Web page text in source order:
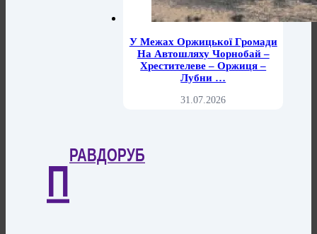
У Межах Оржицької Громади
На Автошляху Чорнобай –
Хрестителеве – Оржиця –
Лубни …
31.07.2026
П
РАВДОРУБ